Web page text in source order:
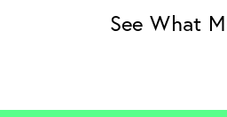
See What